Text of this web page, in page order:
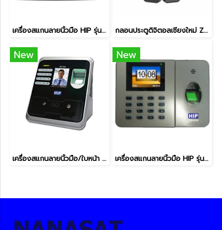
เครื่องสแกนลายนิ้วมือ HIP รุ่น CMi 681S HIP เชียงใหม่ กลอนประตูดิจิตอลเชียงใหม่ ZKTeco รุ่น ML100 ZKTeco เชียงใหม่
New
เครื่องสแกนลายนิ้วมือ/ใบหน้า HIP รุ่น CMi F68S HIP เชียงใหม่
New
เครื่องสแกนลายนิ้วมือ HIP รุ่น CMi 689 HIP เชียงใหม่